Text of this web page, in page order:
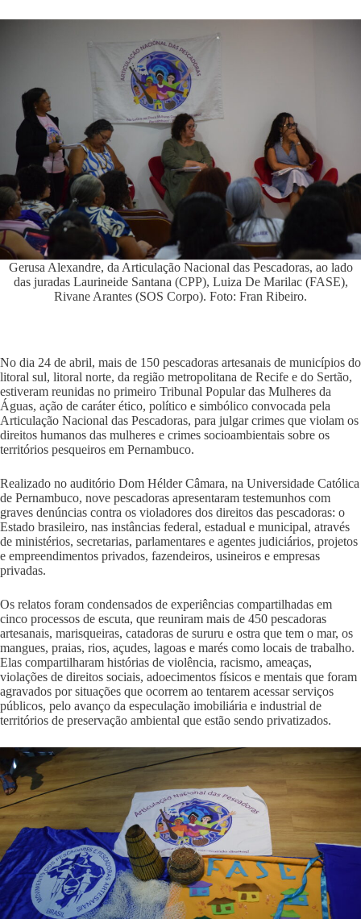
Gerusa Alexandre, da Articulação Nacional das Pescadoras, ao lado
das juradas Laurineide Santana (CPP), Luiza De Marilac (FASE),
Rivane Arantes (SOS Corpo). Foto: Fran Ribeiro.
No dia 24 de abril, mais de 150 pescadoras artesanais de municípios do
litoral sul, litoral norte, da região metropolitana de Recife e do Sertão,
estiveram reunidas no primeiro Tribunal Popular das Mulheres da
Águas, ação de caráter ético, político e simbólico convocada pela
Articulação Nacional das Pescadoras, para julgar crimes que violam os
direitos humanos das mulheres e crimes socioambientais sobre os
territórios pesqueiros em Pernambuco.
Realizado no auditório Dom Hélder Câmara, na Universidade Católica
de Pernambuco, nove pescadoras apresentaram testemunhos com
graves denúncias contra os violadores dos direitos das pescadoras: o
Estado brasileiro, nas instâncias federal, estadual e municipal, através
de ministérios, secretarias, parlamentares e agentes judiciários, projetos
e empreendimentos privados, fazendeiros, usineiros e empresas
privadas.
Os relatos foram condensados de experiências compartilhadas em
cinco processos de escuta, que reuniram mais de 450 pescadoras
artesanais, marisqueiras, catadoras de sururu e ostra que tem o mar, os
mangues, praias, rios, açudes, lagoas e marés como locais de trabalho.
Elas compartilharam histórias de violência, racismo, ameaças,
violações de direitos sociais, adoecimentos físicos e mentais que foram
agravados por situações que ocorrem ao tentarem acessar serviços
públicos, pelo avanço da especulação imobiliária e industrial de
territórios de preservação ambiental que estão sendo privatizados.